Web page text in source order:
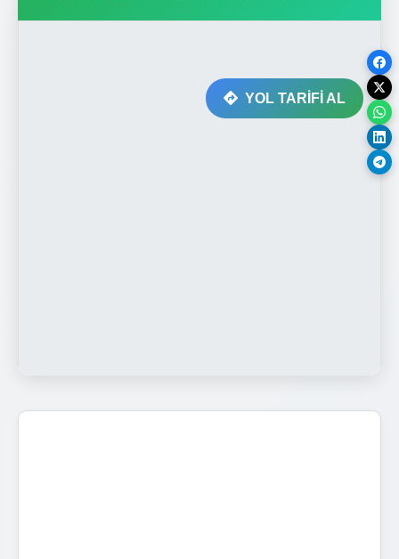
YOL TARİFİ AL